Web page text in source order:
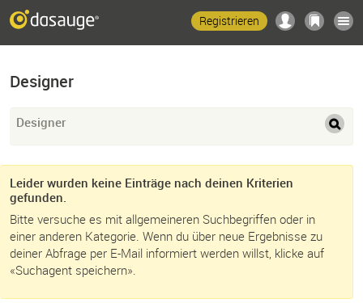
Registrieren
Designer
Designer
Leider wurden keine Einträge nach deinen Kriterien
gefunden.
Bitte versuche es mit allgemeineren Suchbegriffen oder in
einer anderen Kategorie. Wenn du über neue Ergebnisse zu
deiner Abfrage per E-Mail informiert werden willst, klicke auf
«Suchagent speichern».